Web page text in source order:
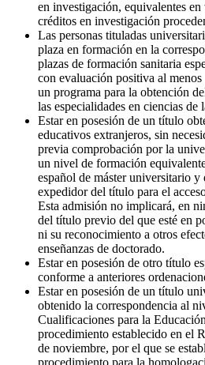
en investigación, equivalentes
créditos en investigación
Las personas tituladas
plaza en formación en la
plazas de formación sanitaria
con evaluación positiva al
un programa para la obtención
las especialidades en ciencias de
Estar en posesión de un título
educativos extranjeros, sin
previa comprobación por la
un nivel de formación
español de máster universitario y
expedidor del título para el
Esta admisión no implicará, en
del título previo del que esté en
ni su reconocimiento a otros
enseñanzas de doctorado.
Estar en posesión de otro título
conforme a anteriores
Estar en posesión de un título
obtenido la correspondencia al
Cualificaciones para la
procedimiento establecido en el
de noviembre, por el que se
procedimiento para la